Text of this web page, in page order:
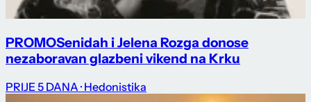
PROMOSenidah i Jelena Rozga donose
nezaboravan glazbeni vikend na Krku
PRIJE 5 DANA · Hedonistika